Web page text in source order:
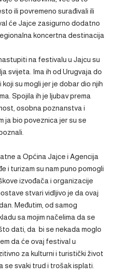
ili povremeno surađivali ili
će Jajce zasigurno dodatno
koncertna destinacija
na festivalu u Jajcu su
svijeta. Ima ih od Urugvaja do
su mogli jer je dobar dio njih
Spojila ih je ljubav prema
osobna poznanstva i
ja bio poveznica jer su se
a Općina Jajce i Agencija
i turizam su nam puno pomogli
izvođača i organizacije
stvari vidljivo je da ovaj
Međutim, od samog
sa mojim načelima da se
dati, da bi se nekada moglo
da će ovaj festival u
za kulturni i turistički život
se svaki trud i trošak isplati.